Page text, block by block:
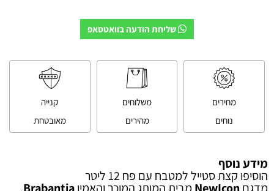
שליחת הודעה בוואטסאפ
מחירים
נוחים
משלוחים
מהירים
קנייה
מאובטחת
מידע נוסף
הוסיפו קצת סטייל למטבח עם פח 12 ליטר